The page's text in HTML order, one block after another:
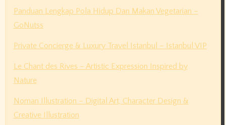
Panduan Lengkap Pola Hidup Dan Makan Vegetarian –
GoNutss
Private Concierge & Luxury Travel Istanbul – Istanbul VIP
Le Chant des Rives – Artistic Expression Inspired by
Nature
Noman Illustration – Digital Art, Character Design &
Creative Illustration